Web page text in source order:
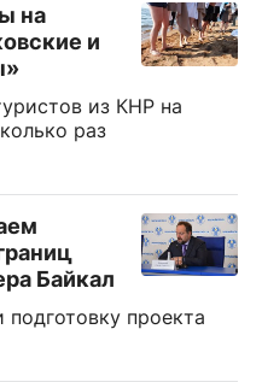
на
и
из КНР на
раз
Байкал
проекта